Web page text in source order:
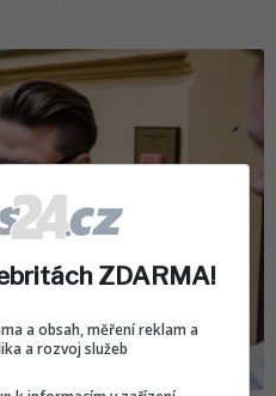
ZDARMA!
a obsah, měření reklam a
a rozvoj služeb